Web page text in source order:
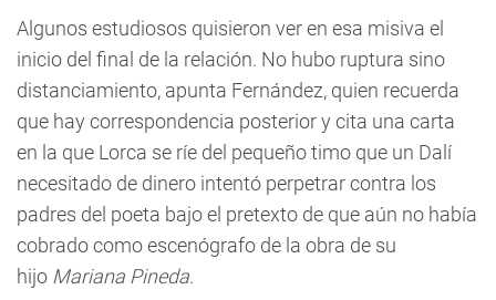
Algunos estudiosos quisieron ver en esa misiva el
inicio del final de la relación. No hubo ruptura sino
distanciamiento, apunta Fernández, quien recuerda
que hay correspondencia posterior y cita una carta
en la que Lorca se ríe del pequeño timo que un Dalí
necesitado de dinero intentó perpetrar contra los
padres del poeta bajo el pretexto de que aún no había
cobrado como escenógrafo de la obra de su
hijo Mariana Pineda.